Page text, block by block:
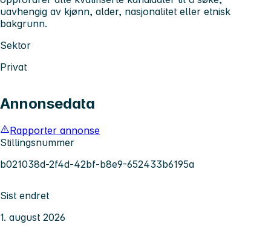
uavhengig av kjønn, alder, nasjonalitet eller etnisk
bakgrunn.
Sektor
Privat
Annonsedata
Rapporter annonse
Stillingsnummer
b021038d-2f4d-42bf-b8e9-652433b6195a
Sist endret
1. august 2026